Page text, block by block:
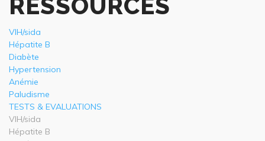
VIH/sida
Hépatite B
Diabète
Hypertension
Anémie
Paludisme
TESTS & EVALUATIONS
VIH/sida
Hépatite B